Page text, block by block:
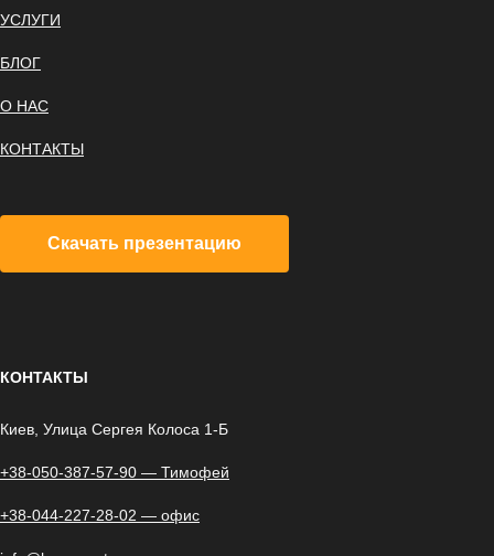
УСЛУГИ
БЛОГ
О НАС
КОНТАКТЫ
Скачать презентацию
КОНТАКТЫ
Киев, Улица Сергея Колоса 1-Б
+38-050-387-57-90 — Тимофей
+38-044-227-28-02 — офис